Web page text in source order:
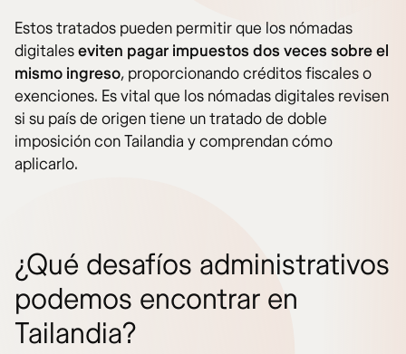
Estos tratados pueden permitir que los nómadas
digitaleseviten pagar impuestos dos veces sobre el
mismo ingreso, proporcionando créditos fiscales o
exenciones. Es vital que los nómadas digitales revisen
si su país de origen tiene un tratado de doble
imposición con Tailandia y comprendan cómo
aplicarlo.
¿Qué desafíos administrativos
podemos encontrar en
Tailandia?